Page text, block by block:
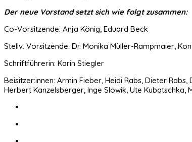
Der neue Vorstand setzt sich wie folgt zusammen:
Co-Vorsitzende: Anja König, Eduard Beck
Stellv. Vorsitzende: Dr. Monika Müller-Rampmaier,
Schriftführerin: Karin Stiegler
Beisitzer:innen: Armin Fieber, Heidi Rabs, Dieter
Herbert Kanzelsberger, Inge Slowik, Ute